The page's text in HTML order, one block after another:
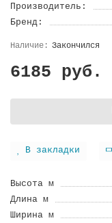
Производитель:
Бренд:
Закончился
6185 руб.
В закладки
Высота м
Длина м
Ширина м